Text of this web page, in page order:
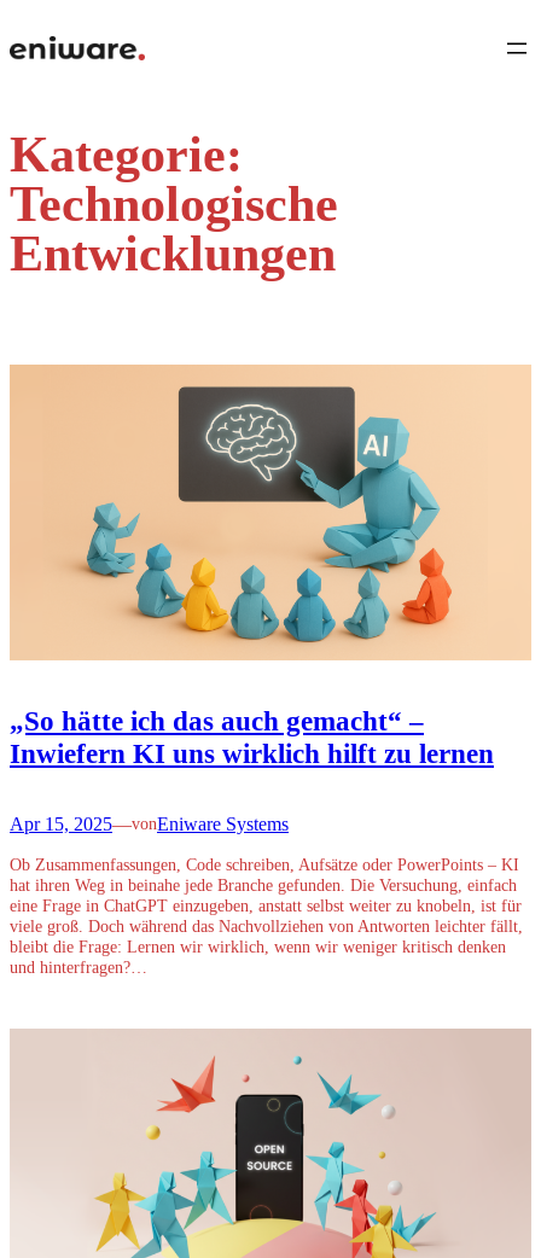
zum
Inhalt
Kategorie:
Technologische
Entwicklungen
„So hätte ich das auch gemacht“ –
Inwiefern KI uns wirklich hilft zu lernen
Apr 15, 2025—vonEniware Systems
Ob Zusammenfassungen, Code schreiben, Aufsätze oder PowerPoints – KI
hat ihren Weg in beinahe jede Branche gefunden. Die Versuchung, einfach
eine Frage in ChatGPT einzugeben, anstatt selbst weiter zu knobeln, ist für
viele groß. Doch während das Nachvollziehen von Antworten leichter fällt,
bleibt die Frage: Lernen wir wirklich, wenn wir weniger kritisch denken
und hinterfragen?…